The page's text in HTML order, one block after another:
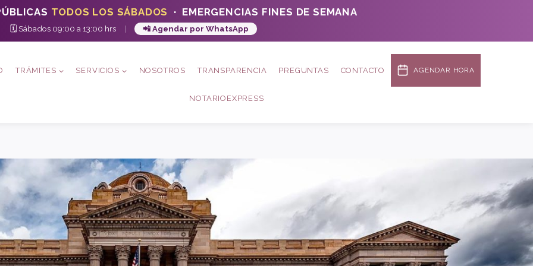
TODOS LOS SÁBADOS · EMERGENCIAS FINES DE SEMANA
🗓️ Sábados 09:00 a 13:00 hrs | 📲 Agendar por WhatsApp
TRÁMITES SERVICIOS NOSOTROS TRANSPARENCIA PREGUNTAS CONTACTO AGENDAR HORA
NOTARIOEXPRESS